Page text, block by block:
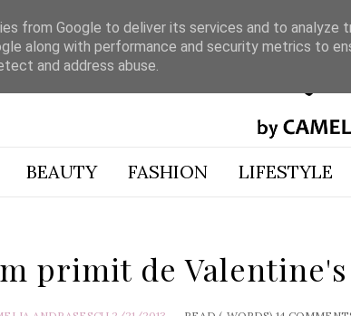
BEAUTY FASHION LIFESTYLE
primit de Valentine's
from Google to deliver its services and to analyze
along with performance and security metrics to
and address abuse.